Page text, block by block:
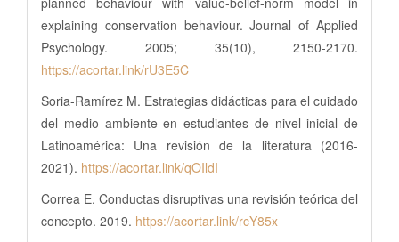
explaining conservation behaviour. Journal of Applied
Psychology. 2005; 35(10), 2150-2170.
https://acortar.link/rU3E5C
Soria-Ramírez M. Estrategias didácticas para el cuidado
del medio ambiente en estudiantes de nivel inicial de
Latinoamérica: Una revisión de la literatura (2016-
2021). https://acortar.link/qOIldI
Correa E. Conductas disruptivas una revisión teórica del
concepto. 2019. https://acortar.link/rcY85x